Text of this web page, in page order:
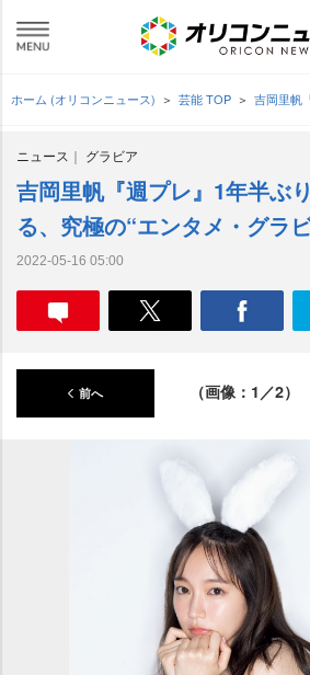
ホーム (オリコンニュース) 芸能 TOP 吉岡里帆
ニュース グラビア
吉岡里帆『週プレ』1年半ぶ
る、究極の“エンタメ・グラ
2022-05-16 05:00
前へ （画像：1／2）